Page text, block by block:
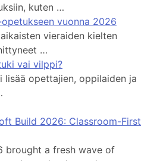
kuten …
vuonna 2026
vieraiden kielten
…
vai vilppi?
lisää opettajien, oppilaiden ja
Build 2026: Classroom-First
brought a fresh wave of